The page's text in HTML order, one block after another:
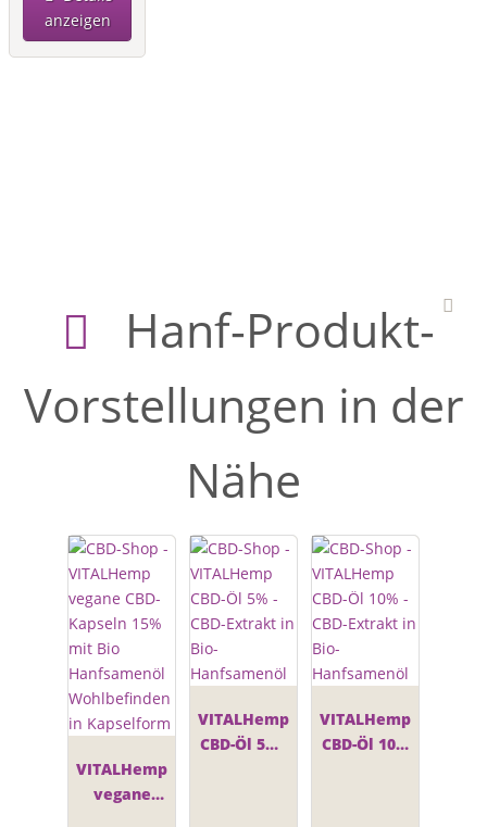
anzeigen
Hanf-Produkt-
Vorstellungen in der
Nähe
VITALHemp
vegane
VITALHemp
CBD-Öl 5% -
VITALHemp
CBD-Öl 10%